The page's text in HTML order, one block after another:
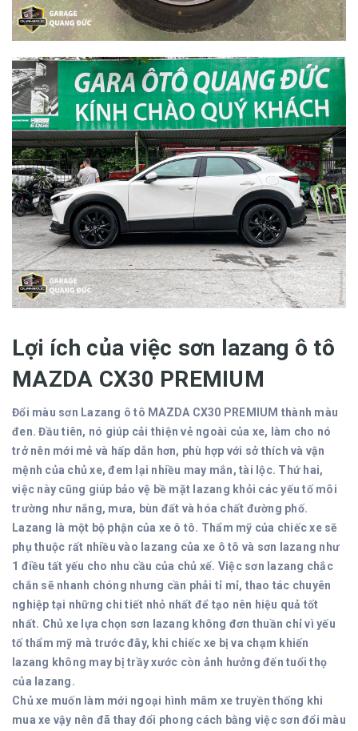
Lợi ích của việc sơn lazang ô tô
MAZDA CX30 PREMIUM
Đổi màu sơn Lazang ô tô MAZDA CX30 PREMIUM thành màu
đen. Đầu tiên, nó giúp cải thiện vẻ ngoài của xe, làm cho nó
trở nên mới mẻ và hấp dẫn hơn, phù hợp với sở thích và vận
mệnh của chủ xe, đem lại nhiều may mắn, tài lộc. Thứ hai,
việc này cũng giúp bảo vệ bề mặt lazang khỏi các yếu tố môi
trường như nắng, mưa, bùn đất và hóa chất đường phố.
Lazang là một bộ phận của xe ô tô. Thẩm mỹ của chiếc xe sẽ
phụ thuộc rất nhiều vào lazang của xe ô tô và sơn lazang như
1 điều tất yếu cho nhu cầu của chủ xế. Việc sơn lazang chắc
chắn sẽ nhanh chóng nhưng cần phải tỉ mỉ, thao tác chuyên
nghiệp tại những chi tiết nhỏ nhất để tạo nên hiệu quả tốt
nhất. Chủ xe lựa chọn sơn lazang không đơn thuần chỉ vì yếu
tố thẩm mỹ mà trước đây, khi chiếc xe bị va chạm khiến
lazang không may bị trầy xước còn ảnh hưởng đến tuổi thọ
của lazang.
Chủ xe muốn làm mới ngoại hình mâm xe truyền thống khi
mua xe vậy nên đã thay đổi phong cách bằng việc sơn đổi màu